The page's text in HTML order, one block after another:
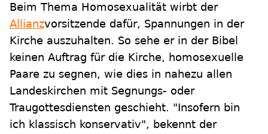
Beim Thema Homosexualität wirbt der
Allianzvorsitzende dafür, Spannungen in der
Kirche auszuhalten. So sehe er in der Bibel
keinen Auftrag für die Kirche, homosexuelle
Paare zu segnen, wie dies in nahezu allen
Landeskirchen mit Segnungs- oder
Traugottesdiensten geschieht. "Insofern bin
ich klassisch konservativ", bekennt der